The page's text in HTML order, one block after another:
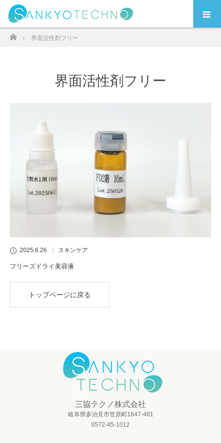
ホーム
界面活性剤フリー
界面活性剤フリー
2025.6.26 スキンケア
フリーズドライ美容液
トップページに戻る
三協テクノ株式会社
岐阜県多治見市笠原町1647-481
0572-45-1012